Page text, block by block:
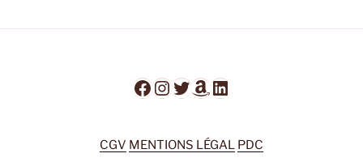
Facebook
Instagram
Twitter
Amazon
LinkedIn
CGV MENTIONS LÉGAL PDC